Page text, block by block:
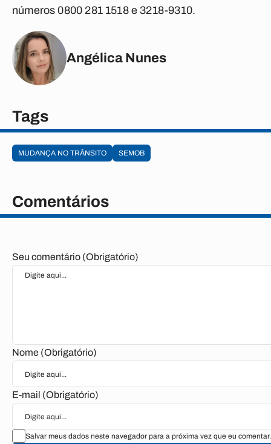
números 0800 281 1518 e 3218-9310.
Angélica Nunes
Tags
MUDANÇA NO TRÂNSITO SEMOB
Comentários
Seu comentário (Obrigatório)
Nome (Obrigatório)
E-mail (Obrigatório)
Salvar meus dados neste navegador para a próxima vez que eu comentar.